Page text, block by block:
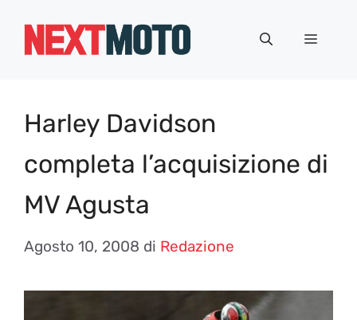
Menu
Harley Davidson
completa l’acquisizione di
MV Agusta
Agosto 10, 2008 di Redazione